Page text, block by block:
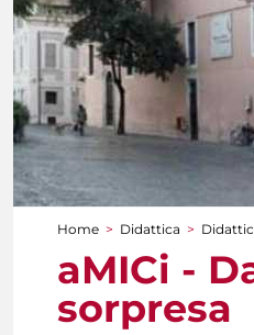
Tu sei qui
Home > Didattica >
aMICi -
sorpresa